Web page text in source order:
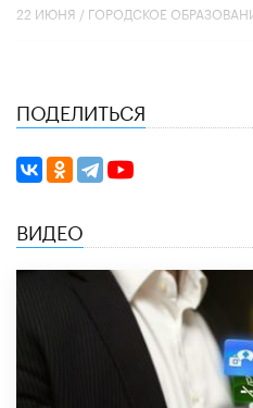
22 ИЮНЯ / ГОРОДСКОЕ
ПОДЕЛИТЬСЯ
ВИДЕО